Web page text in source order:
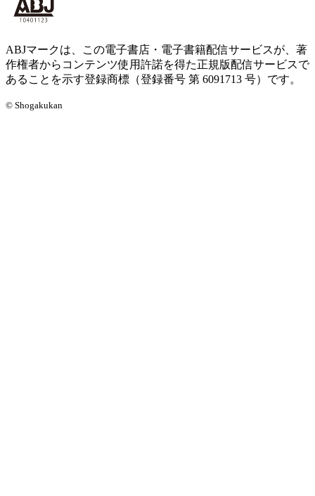
ABJマークは、この電子書店・電子書籍配信サービスが、著
作権者からコンテンツ使用許諾を得た正規版配信サービスで
あることを示す登録商標（登録番号 第 6091713 号）です。
© Shogakukan